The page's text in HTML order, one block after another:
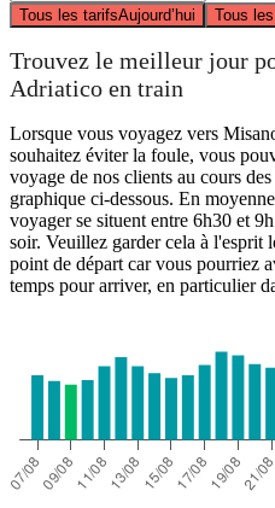
Tous les tarifsAujourd’hui Tous
Trouvez le meilleur jour
Adriatico en train
Lorsque vous voyagez vers
souhaitez éviter la foule, vous
voyage de nos clients au cours
graphique ci-dessous. En
voyager se situent entre 6h30 et
soir. Veuillez garder cela à l'esprit
point de départ car vous pourriez
temps pour arriver, en particulier